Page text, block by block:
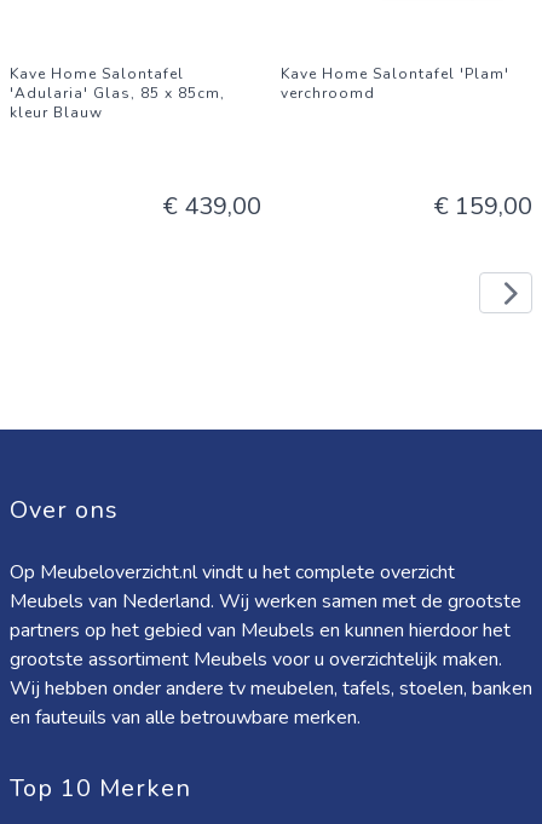
Kave Home Salontafel
'Adularia' Glas, 85 x 85cm,
kleur Blauw
€ 439,00
Kave Home Salontafel 'Plam'
verchroomd
€ 159,00
Over ons
Op Meubeloverzicht.nl vindt u het complete overzicht
Meubels van Nederland. Wij werken samen met de grootste
partners op het gebied van Meubels en kunnen hierdoor het
grootste assortiment Meubels voor u overzichtelijk maken.
Wij hebben onder andere tv meubelen, tafels, stoelen, banken
en fauteuils van alle betrouwbare merken.
Top 10 Merken